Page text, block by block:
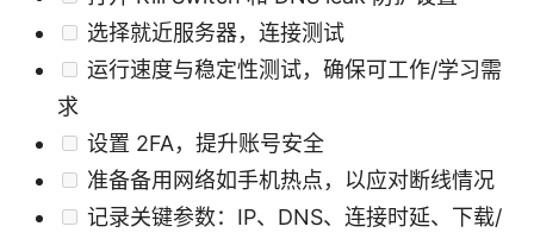
选择就近服务器，连接测试
运行速度与稳定性测试，确保可工作/学习需
求
设置 2FA，提升账号安全
准备备用网络如手机热点，以应对断线情况
记录关键参数：IP、DNS、连接时延、下载/